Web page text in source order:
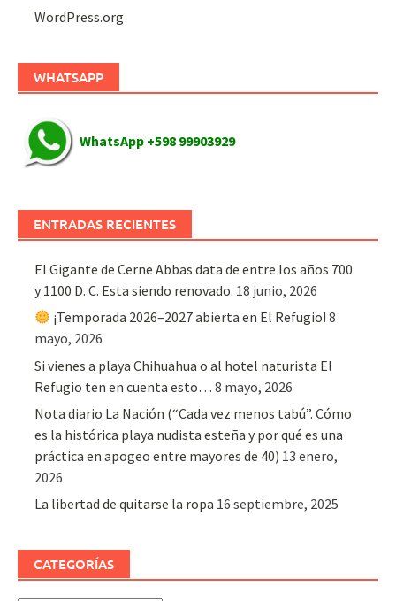
WordPress.org
WHATSAPP
WhatsApp +598 99903929
ENTRADAS RECIENTES
El Gigante de Cerne Abbas data de entre los años 700
y 1100 D. C. Esta siendo renovado. 18 junio, 2026
¡Temporada 2026–2027 abierta en El Refugio! 8
mayo, 2026
Si vienes a playa Chihuahua o al hotel naturista El
Refugio ten en cuenta esto… 8 mayo, 2026
Nota diario La Nación (“Cada vez menos tabú”. Cómo
es la histórica playa nudista esteña y por qué es una
práctica en apogeo entre mayores de 40) 13 enero,
2026
La libertad de quitarse la ropa 16 septiembre, 2025
CATEGORÍAS